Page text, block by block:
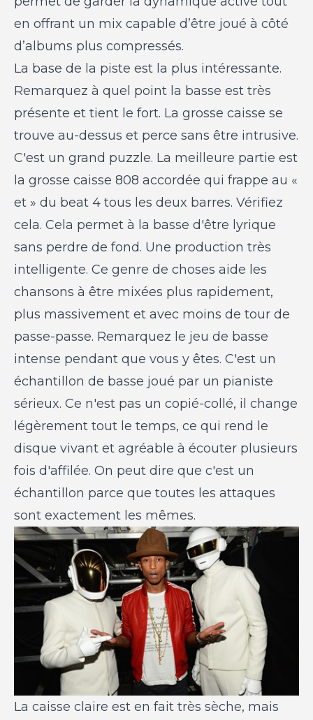
en offrant un mix capable d’être joué à côté
d’albums plus compressés.
La base de la piste est la plus intéressante.
Remarquez à quel point la basse est très
présente et tient le fort. La grosse caisse se
trouve au-dessus et perce sans être intrusive.
C'est un grand puzzle. La meilleure partie est
la grosse caisse 808 accordée qui frappe au «
et » du beat 4 tous les deux barres. Vérifiez
cela. Cela permet à la basse d'être lyrique
sans perdre de fond. Une production très
intelligente. Ce genre de choses aide les
chansons à être mixées plus rapidement,
plus massivement et avec moins de tour de
passe-passe. Remarquez le jeu de basse
intense pendant que vous y êtes. C'est un
échantillon de basse joué par un pianiste
sérieux. Ce n'est pas un copié-collé, il change
légèrement tout le temps, ce qui rend le
disque vivant et agréable à écouter plusieurs
fois d'affilée. On peut dire que c'est un
échantillon parce que toutes les attaques
sont exactement les mêmes.
La caisse claire est en fait très sèche, mais